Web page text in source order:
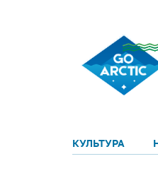
КУЛЬТУРА